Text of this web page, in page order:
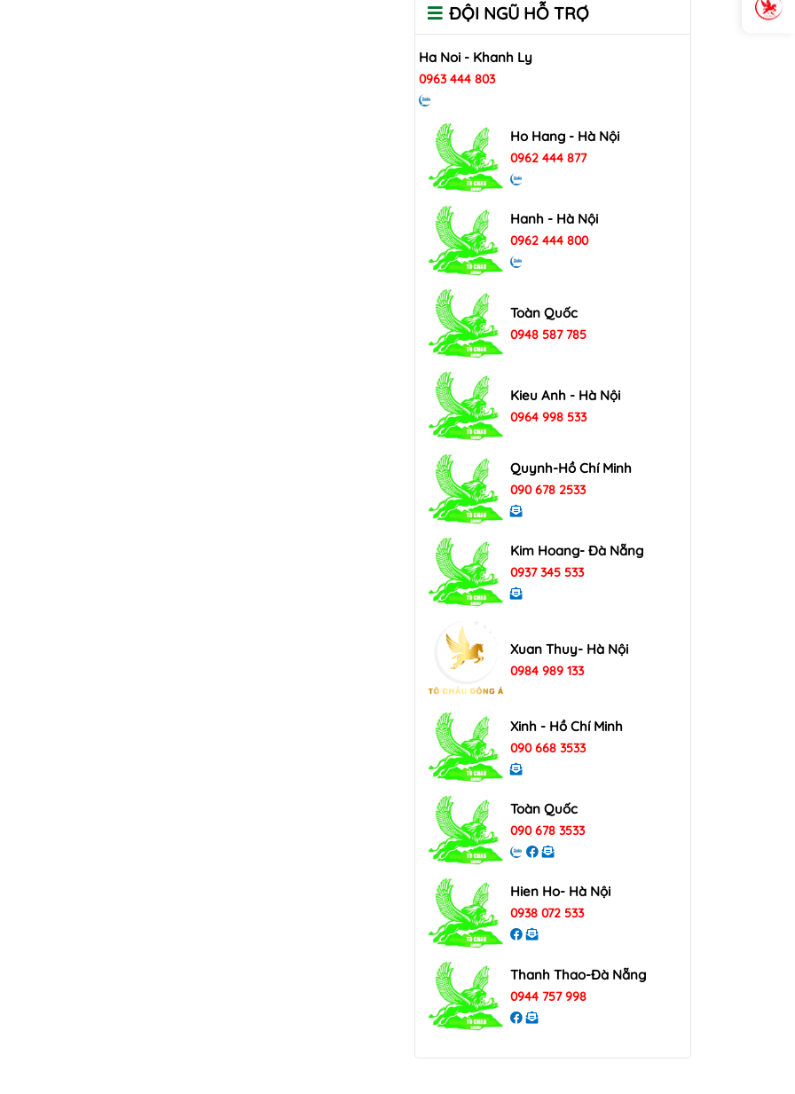
ĐỘI NGŨ HỖ TRỢ
Ha Noi - Khanh Ly
0963 444 803
Ho Hang - Hà Nội
0962 444 877
Hanh - Hà Nội
0962 444 800
Toàn Quốc
0948 587 785
Kieu Anh - Hà Nội
0964 998 533
Quynh-Hồ Chí Minh
090 678 2533
Kim Hoang- Đà Nẵng
0937 345 533
Xuan Thuy- Hà Nội
0984 989 133
Xinh - Hồ Chí Minh
090 668 3533
Toàn Quốc
090 678 3533
Hien Ho- Hà Nội
0938 072 533
Thanh Thao-Đà Nẵng
0944 757 998